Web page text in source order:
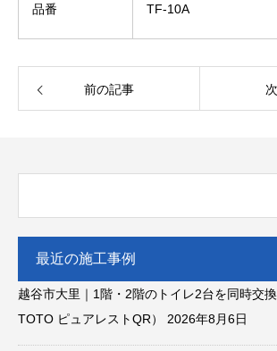
品番 TF-10A
前の記事
最近の施工事例
越谷市大里｜1階・2階のトイレ2台を同時交
TOTO ピュアレストQR）
2026年8月6日